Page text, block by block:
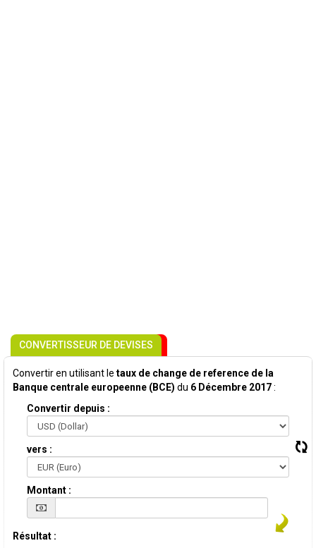
CONVERTISSEUR DE DEVISES
Convertir en utilisant le taux de change de reference de la
Banque centrale europeenne (BCE) du 6 Décembre 2017:
Convertir depuis :
vers :
Montant :
Résultat :